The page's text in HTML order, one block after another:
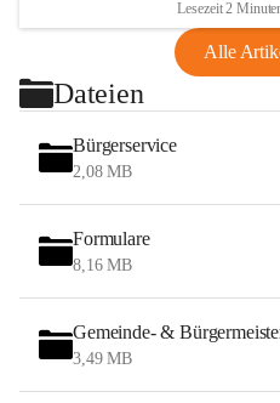
Lesezeit 2
Alle
Dateien
Bürgerservice
2,08 MB
Formulare
8,16 MB
Gemeinde- &
3,49 MB